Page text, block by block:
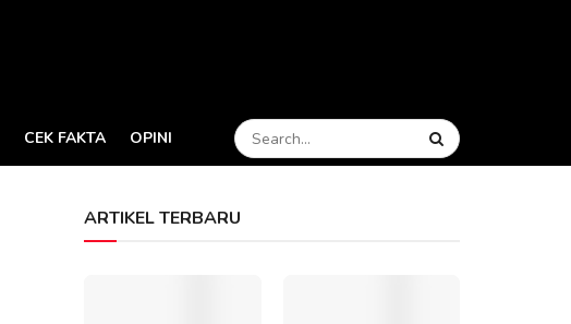
CEK FAKTA OPINI
ARTIKEL TERBARU